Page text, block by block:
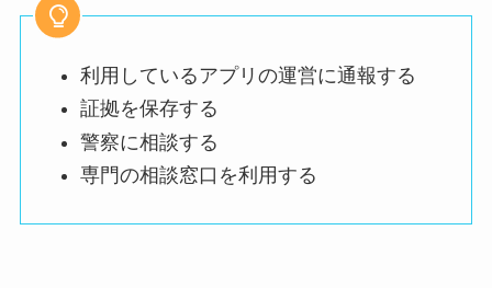
利用しているアプリの運営に通報する
証拠を保存する
警察に相談する
専門の相談窓口を利用する